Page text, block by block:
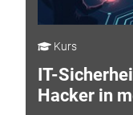
Kurs
IT-
Hacker in